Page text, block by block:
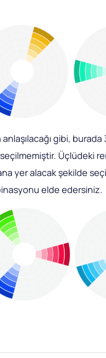
gibi, burada
Üçlüdeki
yer alacak şekilde
elde edersiniz.